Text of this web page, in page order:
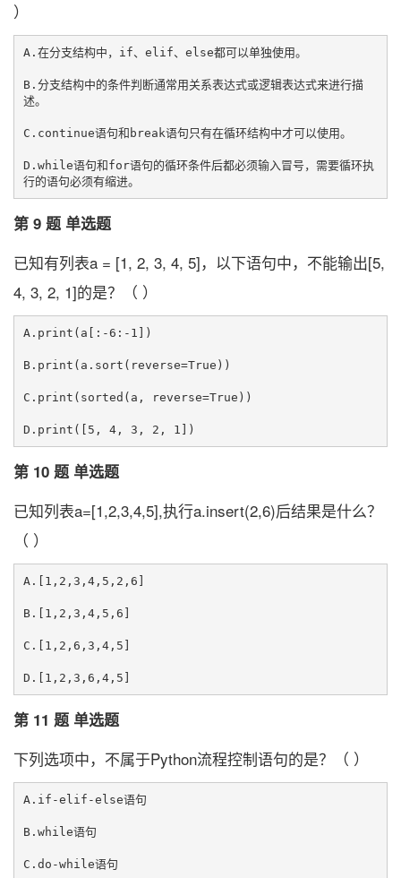
）
A.在分支结构中，if、elif、else都可以单独使用。
B.分支结构中的条件判断通常用关系表达式或逻辑表达式来进行描
述。
C.continue语句和break语句只有在循环结构中才可以使用。
D.while语句和for语句的循环条件后都必须输入冒号，需要循环执
第 9 题 单选题
已知有列表a = [1, 2, 3, 4, 5]，以下语句中，不能输出[5,
4, 3, 2, 1]的是？（ ）
A.print(a[:-6:-1])
B.print(a.sort(reverse=True))
C.print(sorted(a, reverse=True))
第 10 题 单选题
已知列表a=[1,2,3,4,5],执行a.insert(2,6)后结果是什么？
（ ）
A.[1,2,3,4,5,2,6]
B.[1,2,3,4,5,6]
C.[1,2,6,3,4,5]
第 11 题 单选题
下列选项中，不属于Python流程控制语句的是？（ ）
A.if-elif-else语句
B.while语句
C.do-while语句